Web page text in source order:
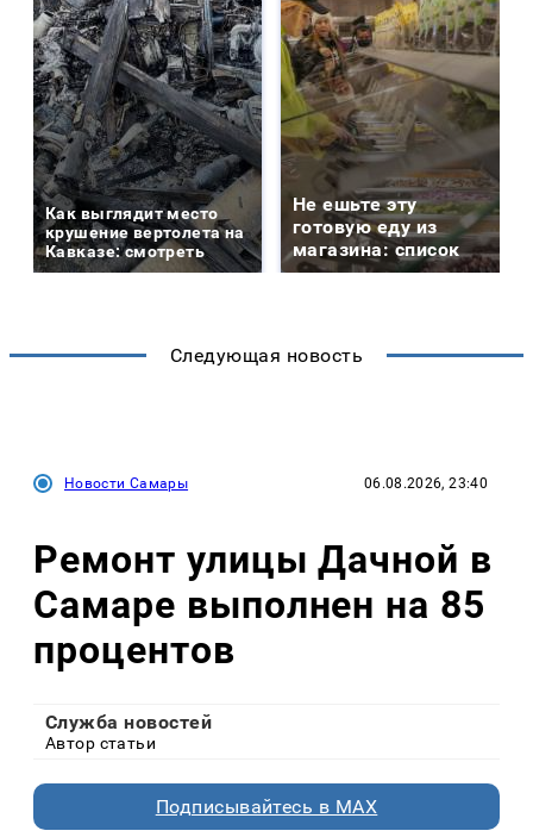
Как выглядит место
крушение вертолета на
Кавказе: смотреть
Не ешьте эту
готовую еду из
магазина: список
Следующая новость
Новости Самары 06.08.2026, 23:40
Ремонт улицы Дачной в
Самаре выполнен на 85
процентов
Служба новостей
Автор статьи
Подписывайтесь в MAX